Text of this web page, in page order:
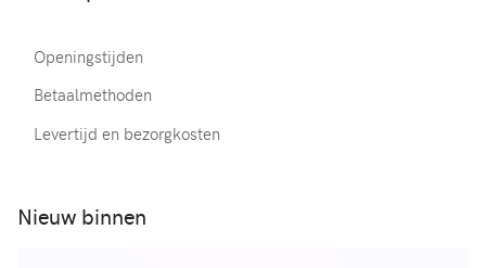
Openingstijden
Betaalmethoden
Levertijd en bezorgkosten
Nieuw binnen